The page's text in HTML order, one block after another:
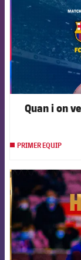
Quan i on
PRIMER EQUIP